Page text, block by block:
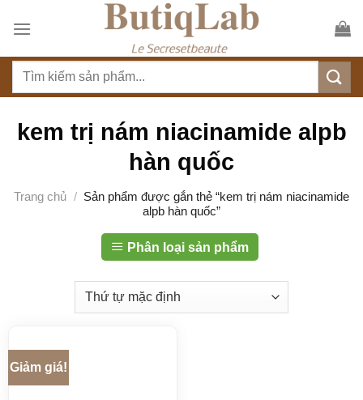
kem trị nám niacinamide alpb
hàn quốc
Trang chủ / Sản phẩm được gắn thẻ “kem trị nám niacinamide
alpb hàn quốc”
Phân loại sản phẩm
Giảm giá!